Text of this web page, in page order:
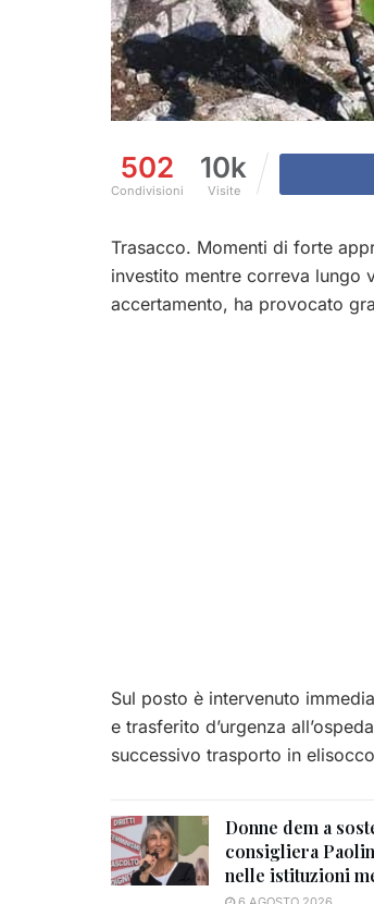
502
Condivisioni
10k
Visite
Trasacco. Momenti di forte
investito mentre correva lungo
accertamento, ha provocato
Sul posto è intervenuto
e trasferito d’urgenza
successivo trasporto in
Donne dem a
consigliera
nelle istituzioni